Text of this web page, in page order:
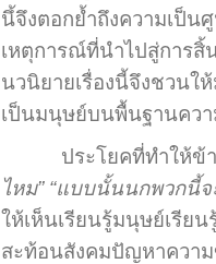
นึ้จึงตอกย้ำถึงความเป็น
เหตุการณ์ที่นำไปสู่การสิ้
นวนิยายเรื่องนี้จึงชวนใ
เป็นมนุษย์บนพื้นฐานคว
ประโยคที่ทำให้ข้
ไหม” “แบบนั้นนกพวกนี้จ
ให้เห็นเรียนรู้มนุษย์เรีย
สะท้อนสังคมปัญหาควา